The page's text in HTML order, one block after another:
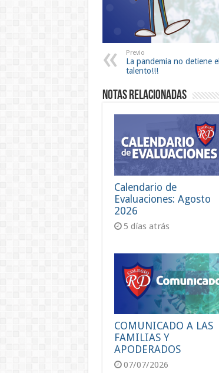
Previo
La pandemia no detiene el
talento!!!
Notas Relacionadas
Calendario de
Evaluaciones: Agosto
2026
5 días atrás
COMUNICADO A LAS
FAMILIAS Y
APODERADOS
07/07/2026